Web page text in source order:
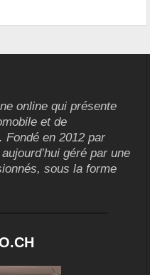
online qui présente
et de
Fondé en 2012 par
géré par une
sous la forme